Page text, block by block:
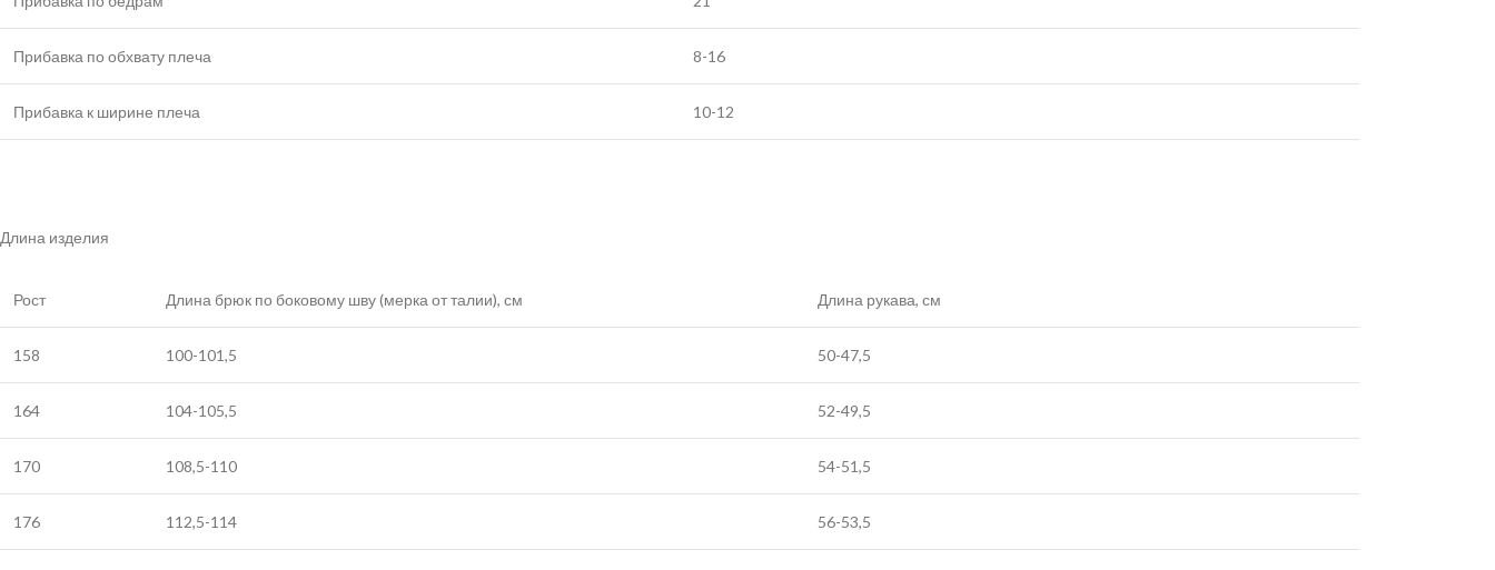
Прибавка по обхвату плеча 8-16
Прибавка к ширине плеча 10-12
Длина изделия
Рост Длина брюк по боковому шву (мерка от талии), см Длина рукава, см
158 100-101,5 50-47,5
164 104-105,5 52-49,5
170 108,5-110 54-51,5
176 112,5-114 56-53,5